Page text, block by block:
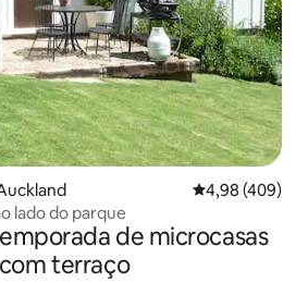
4,98 de uma
4,98 (409)
lado do parque
de microcasas
com terraço